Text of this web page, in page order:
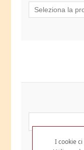
I cookie